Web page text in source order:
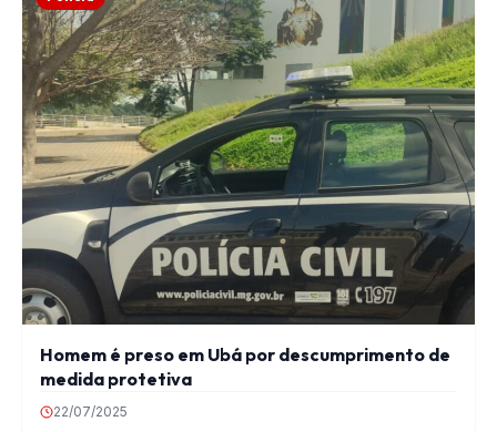
Homem é preso em Ubá por descumprimento de
medida protetiva
22/07/2025